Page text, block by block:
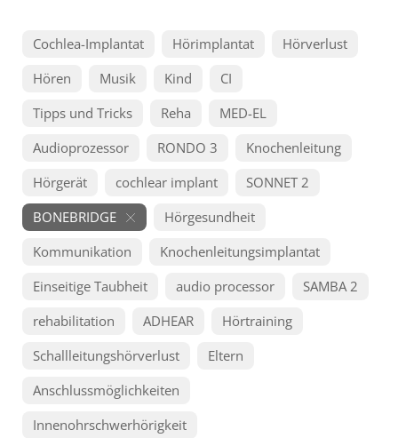
Cochlea-Implantat Hörimplantat
Hörverlust
Hören
Musik Kind
CI
Tipps und Tricks
Reha
MED-EL
Audioprozessor
RONDO 3
Knochenleitung
Hörgerät
cochlear implant
SONNET 2
BONEBRIDGE
Hörgesundheit
Kommunikation
Knochenleitungsimplantat
Einseitige Taubheit
audio processor
SAMBA 2
rehabilitation
ADHEAR
Hörtraining
Schallleitungshörverlust
Eltern
Anschlussmöglichkeiten
Innenohrschwerhörigkeit